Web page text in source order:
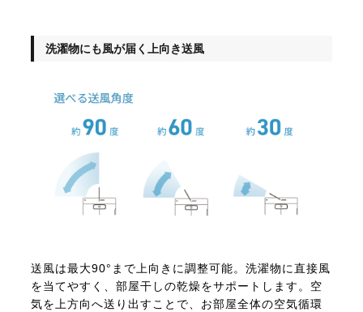
洗濯物にも風が届く上向き送風
送風は最大90°まで上向きに調整可能。洗濯物に直接風
を当てやすく、部屋干しの乾燥をサポートします。空
気を上方向へ送り出すことで、お部屋全体の空気循環